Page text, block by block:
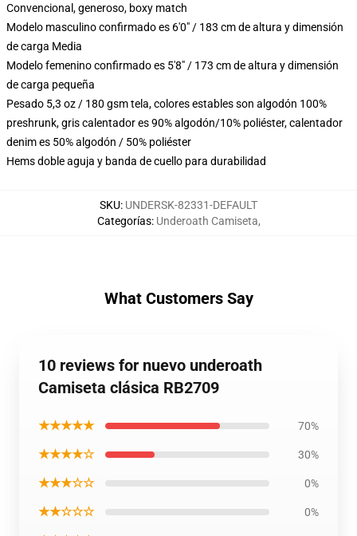
Convencional, generoso, boxy match
Modelo masculino confirmado es 6'0" / 183 cm de altura y dimensión
de carga Media
Modelo femenino confirmado es 5'8" / 173 cm de altura y dimensión
de carga pequeña
Pesado 5,3 oz / 180 gsm tela, colores estables son algodón 100%
preshrunk, gris calentador es 90% algodón/10% poliéster, calentador
denim es 50% algodón / 50% poliéster
Hems doble aguja y banda de cuello para durabilidad
SKU: UNDERSK-82331-DEFAULT
Categorías: Underoath Camiseta,
What Customers Say
10 reviews for nuevo underoath
Camiseta clásica RB2709
★★★★★ 70%
★★★★☆ 30%
★★★☆☆ 0%
★★☆☆☆ 0%